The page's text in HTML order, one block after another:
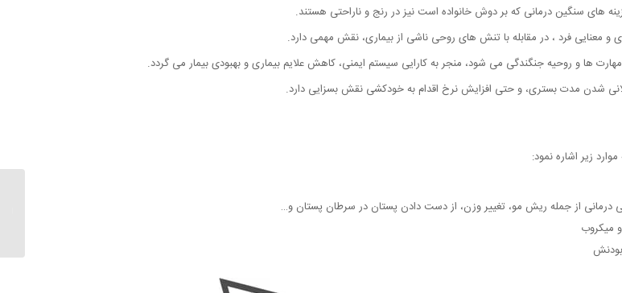
های سنگین درمانی که بر دوش خانواده است نیز در رنج و ناراحتی هستند.
و معنایی فرد ، در مقابله با تنش های روحی ناشی از بیماری، نقش مهمی دارد.
ها و روحیه جنگندگی می شود، منجر به کارایی سیستم ایمنی، کاهش علایم بیماری و بهبودی بیمار می گردد.
شدن مدت بستری، و حتی افزایش نرخ اقدام به خودکشی نقش بسزایی دارد.
زیر اشاره نمود:
از جمله ریش مو، تغییر وزن، از دست دادن پستان در سرطان پستان و…
میکروب